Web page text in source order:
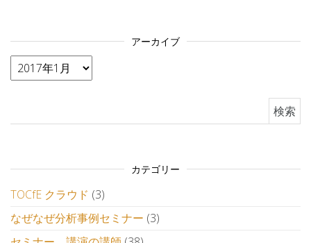
アーカイブ
アーカイブ
カテゴリー
TOCfE クラウド (3)
なぜなぜ分析事例セミナー (3)